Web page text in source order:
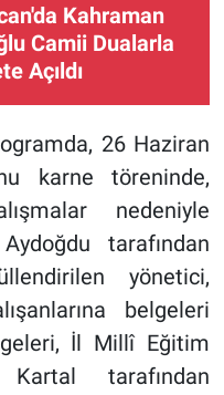
Kahraman
Camii Dualarla
Açıldı
26 Haziran
karne töreninde,
nedeniyle
tarafından
yönetici,
belgeleri
İl Millî Eğitim
tarafından